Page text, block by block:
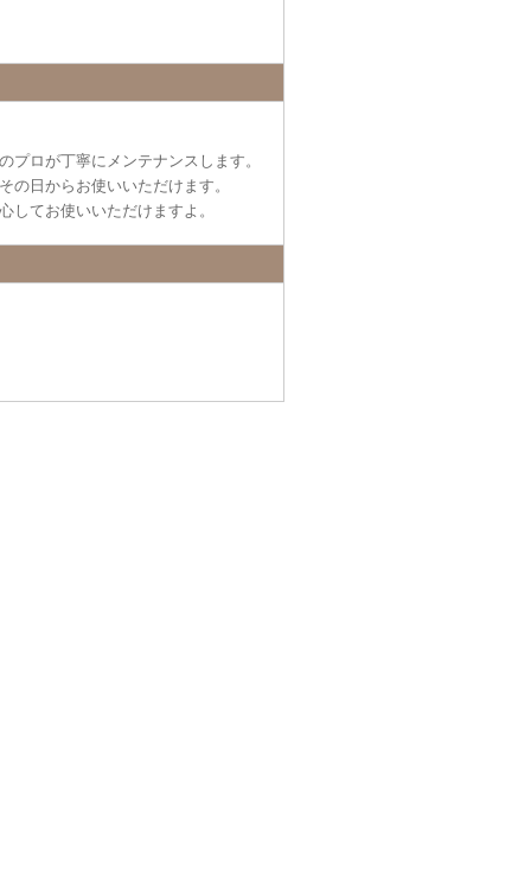
プロが丁寧にメンテナンスします。
の日からお使いいただけます。
してお使いいただけますよ。